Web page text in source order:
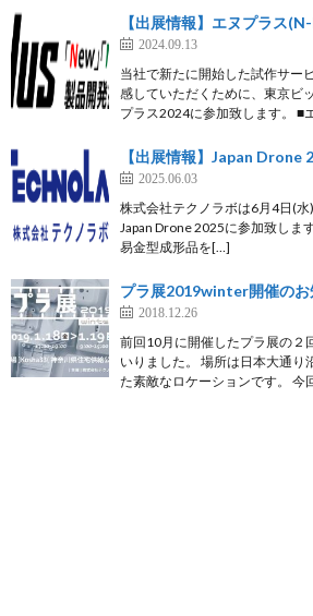
【出展情報】エヌプラス
2024.09.13
当社で新たに開始した試作サー
感していただくために、東京ビ
プラス2024に参加致します。 ■
【出展情報】Japan Drone
2025.06.03
株式会社テクノラボは6月4日(
Japan Drone 2025に参加致しま
易金型成形品を[…]
プラ展2019winter開催のお
2018.12.26
前回10月に開催したプラ展の２
いりました。 場所は日本大通り
た素敵なロケーションです。 今